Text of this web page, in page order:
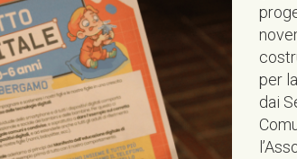
per
dai